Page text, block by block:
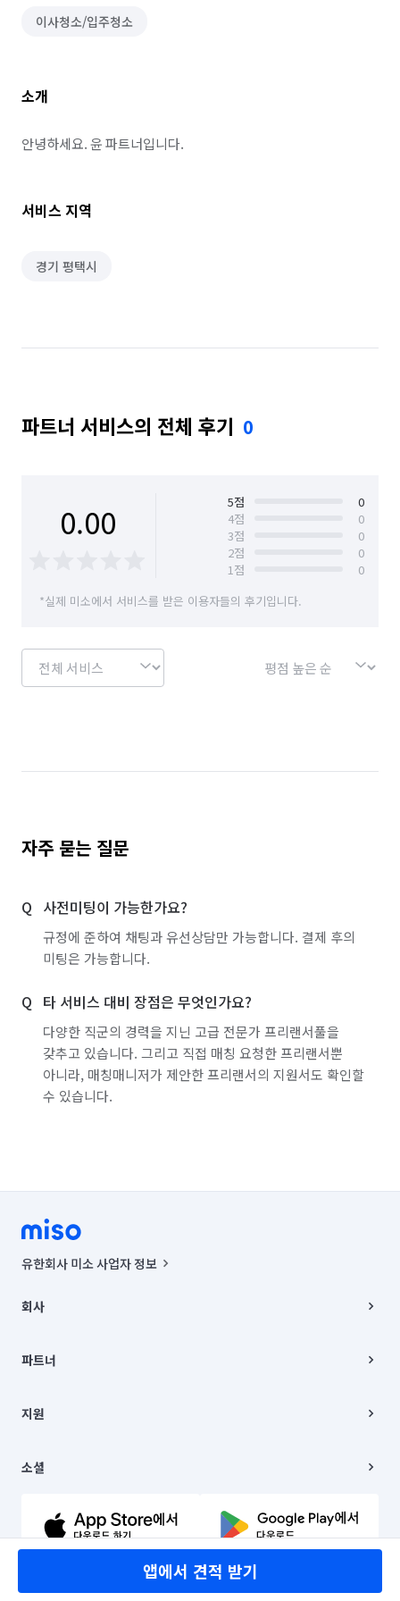
이사청소/입주청소
소개
안녕하세요. 윤 파트너입니다.
서비스 지역
경기 평택시
파트너 서비스의 전체 후기 0
0.00 5점
0
4점
0
3점
0
2점
0
1점
0
*실제 미소에서 서비스를 받은 이용자들의 후기입니다.
자주 묻는 질문
사전미팅이 가능한가요?
규정에 준하여 채팅과 유선상담만 가능합니다. 결제 후의
미팅은 가능합니다.
타 서비스 대비 장점은 무엇인가요?
다양한 직군의 경력을 지닌 고급 전문가 프리랜서풀을
갖추고 있습니다. 그리고 직접 매칭 요청한 프리랜서뿐
아니라, 매칭매니저가 제안한 프리랜서의 지원서도 확인할
수 있습니다.
앱에서 견적 받기
유한회사 미소 사업자 정보
00019 |
주소 | 본사: 서울특별시 종로구 율곡로 6(중학동, 트윈트리빌딩) B동 5층
컨택센터 : 서울특별시 종로구 수송동 율곡로 24, 7층, 8층 미소
상품, 상품정보, 거래에 관한 의무와 책임은 거래당사자에게 있습니다.
언론 보도 관련 문의:
© 유한회사 미소. Miso, Inc. All Rights Reserved.
회사
채용
파트너
이사
지원
이용약관
문의하기
소셜
유튜브